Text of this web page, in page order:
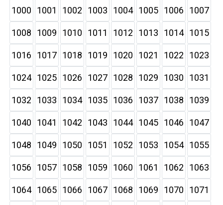
1000 1001 1002 1003 1004 1005 1006 1007
1008 1009 1010 1011 1012 1013 1014 1015
1016 1017 1018 1019 1020 1021 1022 1023
1024 1025 1026 1027 1028 1029 1030 1031
1032 1033 1034 1035 1036 1037 1038 1039
1040 1041 1042 1043 1044 1045 1046 1047
1048 1049 1050 1051 1052 1053 1054 1055
1056 1057 1058 1059 1060 1061 1062 1063
1064 1065 1066 1067 1068 1069 1070 1071